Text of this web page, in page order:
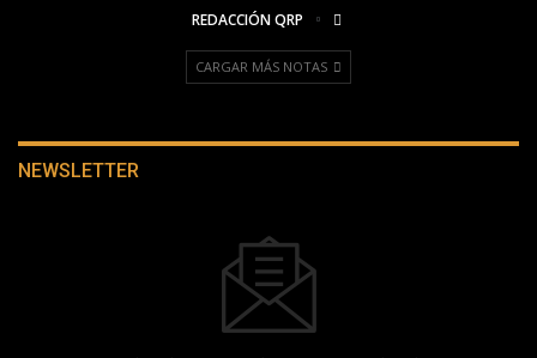
REDACCIÓN QRP
CARGAR MÁS NOTAS
NEWSLETTER